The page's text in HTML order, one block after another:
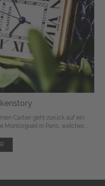
Cartier geht zurück auf ein
in Paris, welches ...